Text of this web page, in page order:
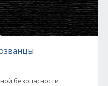
безопасности